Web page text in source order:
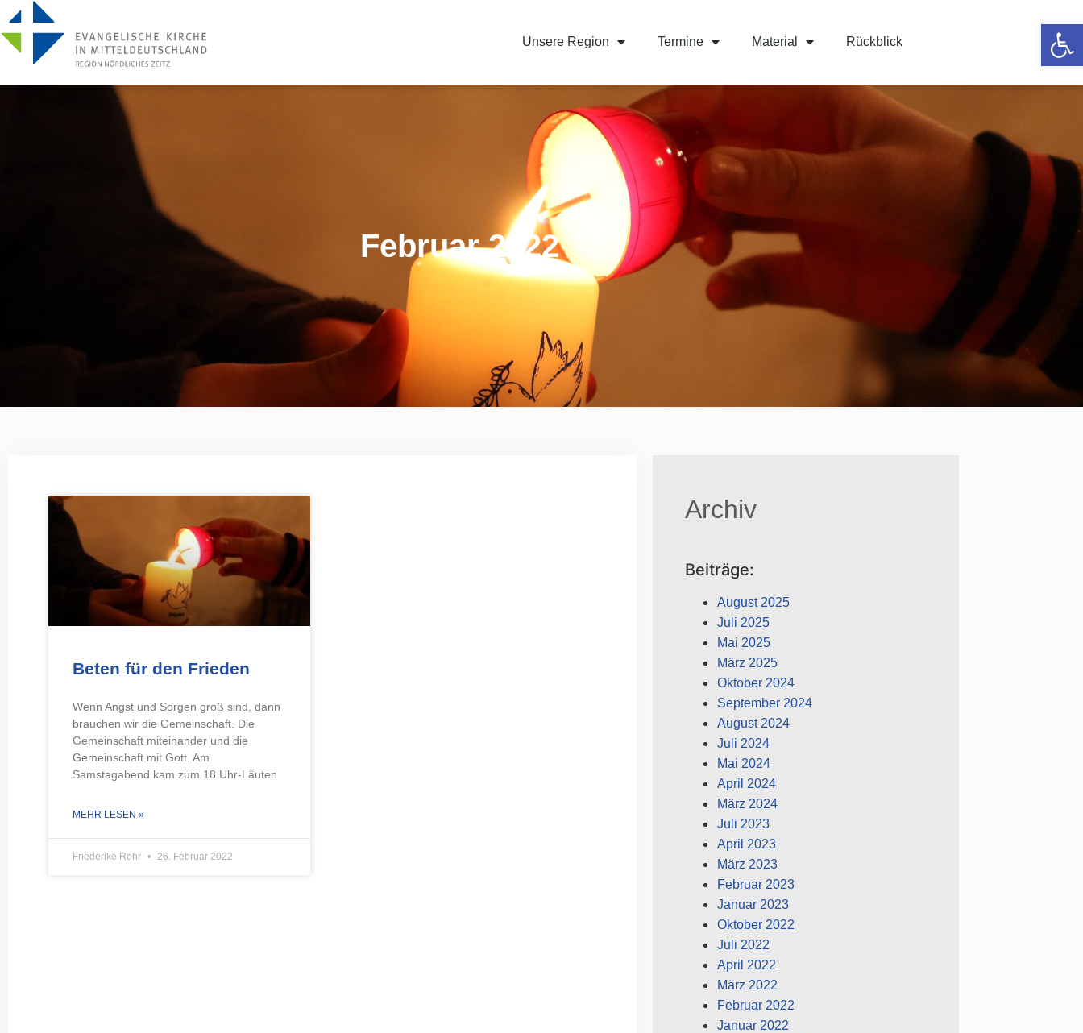
Unsere Region Termine Material Rückblick
Februar 2022
Beten für den Frieden
Wenn Angst und Sorgen groß sind, dann
brauchen wir die Gemeinschaft. Die
Gemeinschaft miteinander und die
Gemeinschaft mit Gott. Am
Samstagabend kam zum 18 Uhr-Läuten
MEHR LESEN »
Friederike Rohr 26. Februar 2022
Archiv
Beiträge:
August 2025
Juli 2025
Mai 2025
März 2025
Oktober 2024
September 2024
August 2024
Juli 2024
Mai 2024
April 2024
März 2024
Juli 2023
April 2023
März 2023
Februar 2023
Januar 2023
Oktober 2022
Juli 2022
April 2022
März 2022
Februar 2022
Januar 2022